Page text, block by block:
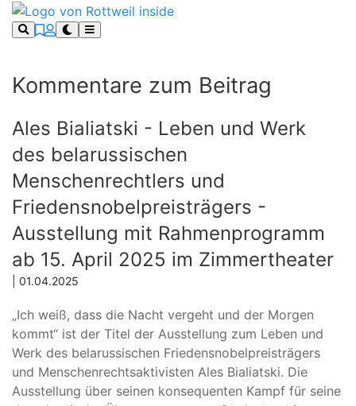
Kommentare zum Beitrag
Ales Bialiatski - Leben und Werk
des belarussischen
Menschenrechtlers und
Friedensnobelpreisträgers -
Ausstellung mit Rahmenprogramm
ab 15. April 2025 im Zimmertheater
| 01.04.2025
„Ich weiß, dass die Nacht vergeht und der Morgen
kommt“ ist der Titel der Ausstellung zum Leben und
Werk des belarussischen Friedensnobelpreisträgers
und Menschenrechtsaktivisten Ales Bialiatski. Die
Ausstellung über seinen konsequenten Kampf für seine